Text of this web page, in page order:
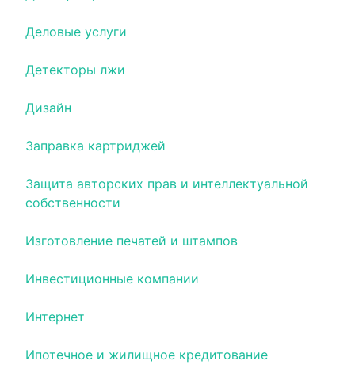
Деловые услуги
Детекторы лжи
Дизайн
Заправка картриджей
Защита авторских прав и интеллектуальной
собственности
Изготовление печатей и штампов
Инвестиционные компании
Интернет
Ипотечное и жилищное кредитование